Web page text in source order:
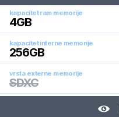
kapacitet ram memorije
4GB
kapacitet interne memorije
256GB
vrsta externe memorije
SDXC